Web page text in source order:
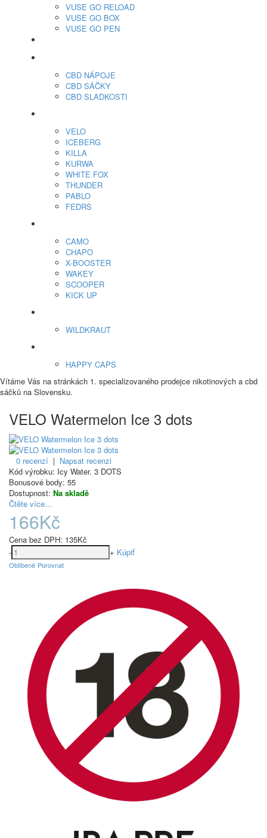
VUSE GO RELOAD
VUSE GO BOX
VUSE GO PEN
CBD NÁPOJE
CBD SÁČKY
CBD SLADKOSTI
VELO
ICEBERG
KILLA
KURWA
WHITE FOX
THUNDER
PABLO
FEDRS
CAMO
CHAPO
X-BOOSTER
WAKEY
SCOOPER
KICK UP
WILDKRAUT
HAPPY CAPS
Vítáme Vás na stránkách 1. specializovaného prodejce nikotinových a cbd
sáčků na Slovensku.
VELO Watermelon Ice 3 dots
0 recenzí | Napsat recenzi
Kód výrobku: Icy Water. 3 DOTS
Bonusové body: 55
Dostupnost: Na skladě
Čtěte více...
166Kč
Cena bez DPH: 135Kč
-
+ Kúpiť
Oblíbené Porovnat